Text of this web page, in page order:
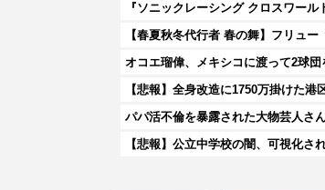
オコエ瑠偉、メキシコに渡って2球
【悲報】全身改造に1750万掛けた
パパ活不倫を暴露された大物芸人さ
【悲報】公立中学校の闇、可視化